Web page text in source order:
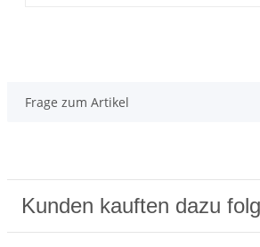
Frage zum Artikel
Kunden kauften dazu